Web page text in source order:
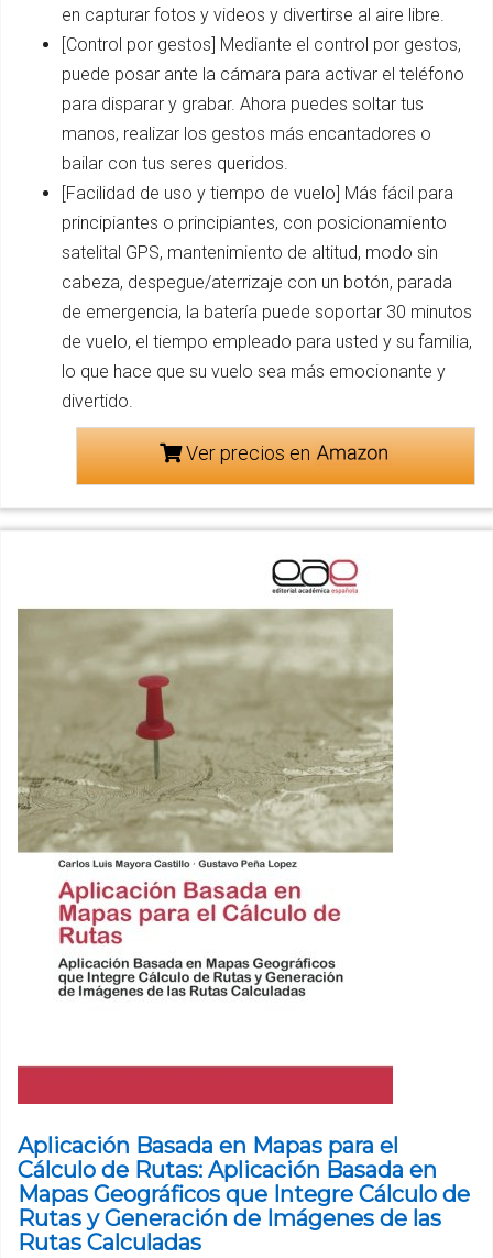
en capturar fotos y videos y divertirse al aire libre.
[Control por gestos] Mediante el control por gestos,
puede posar ante la cámara para activar el teléfono
para disparar y grabar. Ahora puedes soltar tus
manos, realizar los gestos más encantadores o
bailar con tus seres queridos.
[Facilidad de uso y tiempo de vuelo] Más fácil para
principiantes o principiantes, con posicionamiento
satelital GPS, mantenimiento de altitud, modo sin
cabeza, despegue/aterrizaje con un botón, parada
de emergencia, la batería puede soportar 30 minutos
de vuelo, el tiempo empleado para usted y su familia,
lo que hace que su vuelo sea más emocionante y
divertido.
Ver precios en
Aplicación Basada en Mapas para el
Cálculo de Rutas: Aplicación Basada en
Mapas Geográficos que Integre Cálculo de
Rutas y Generación de Imágenes de las
Rutas Calculadas